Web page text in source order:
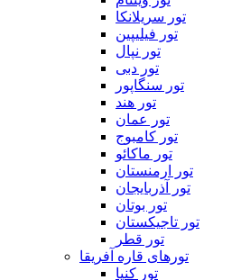
تور سریلانکا
تور فیلیپین
تور نپال
تور دبی
تور سنگاپور
تور هند
تور عمان
تور کامبوج
تور ماکائو
تور ارمنستان
تور آذربایجان
تور بوتان
تور تاجیکستان
تور قطر
تورهای قاره آفریقا
تور کنیا